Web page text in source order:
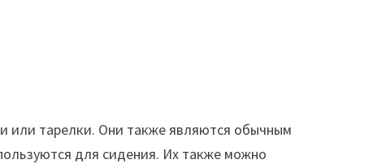
или тарелки. Они также являются обычным
для сидения. Их также можно